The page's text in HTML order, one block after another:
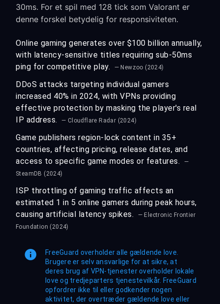
30ms. For et spil med 128 tick som Valorant er
denne forskel betydelig for responsiviteten.
Online gaming generates over $100 billion annually,
with latency-sensitive titles requiring sub-50ms
ping for competitive play.
— Newzoo (2024)
DDoS attacks targeting individual gamers
increased 40% in 2024, with VPNs providing
effective protection by masking the player's real
IP address.
— Cloudflare Radar (2024)
Game publishers region-lock content in 35+
countries, affecting pricing, release dates, and
access to specific game modes or features.
—
SteamDB (2024)
ISP throttling of gaming traffic affects an
estimated 1 in 5 online gamers during peak hours,
causing artificial latency spikes.
— Electronic Frontier
Foundation (2024)
FreeGuard overholder alle gældende love.
Brugere er selv ansvarlige for at sikre, at
deres brug af VPN-tjenester overholder lokale
love og tredjeparters tjenestevilkår. FreeGuard
opfordrer ikke til eller godkender nogen
aktivitet, der overtræder gældende love eller